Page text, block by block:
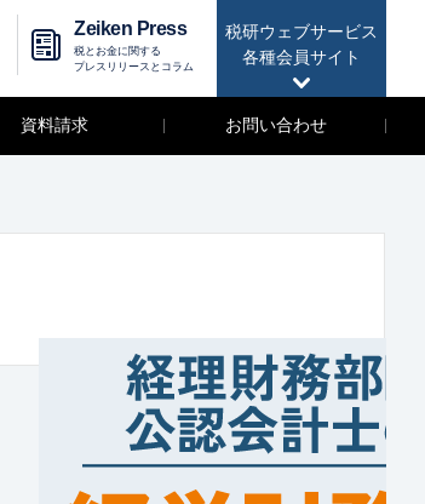
税研ウェブサービス
各種会員サイト
Zeiken Press
税とお金に関する
プレスリリースとコラム
資料請求 お問い合わせ